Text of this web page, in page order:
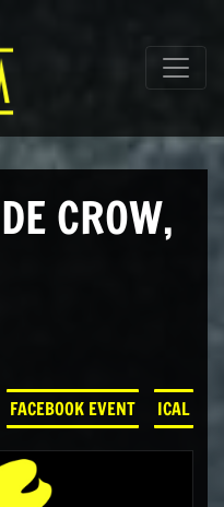
CROW,
FACEBOOK EVENT ICAL